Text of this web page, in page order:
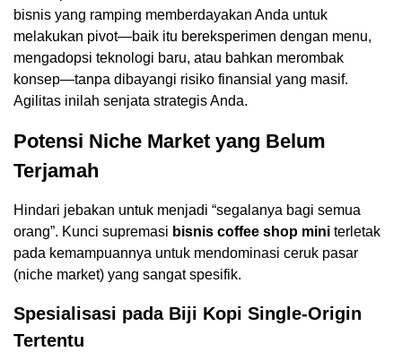
bisnis yang ramping memberdayakan Anda untuk
melakukan pivot—baik itu bereksperimen dengan menu,
mengadopsi teknologi baru, atau bahkan merombak
konsep—tanpa dibayangi risiko finansial yang masif.
Agilitas inilah senjata strategis Anda.
Potensi Niche Market yang Belum
Terjamah
Hindari jebakan untuk menjadi “segalanya bagi semua
orang”. Kunci supremasi bisnis coffee shop mini terletak
pada kemampuannya untuk mendominasi ceruk pasar
(niche market) yang sangat spesifik.
Spesialisasi pada Biji Kopi Single-Origin
Tertentu